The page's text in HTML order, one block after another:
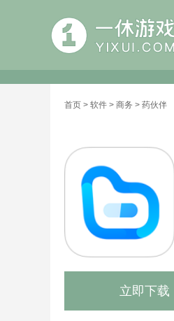
首页 > 软件 > 商务 > 药伙伴
立即下载